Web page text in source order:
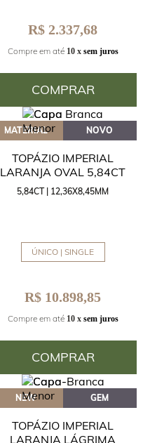
R$ 2.337,68
Compre em até 10 x sem juros
COMPRAR
MATERIAL NOVO
TOPÁZIO IMPERIAL
LARANJA OVAL 5,84CT
5,84CT | 12,36X8,45MM
ÚNICO | SINGLE
R$ 10.898,85
Compre em até 10 x sem juros
COMPRAR
NEW GEM
TOPÁZIO IMPERIAL
LARANJA LÁGRIMA